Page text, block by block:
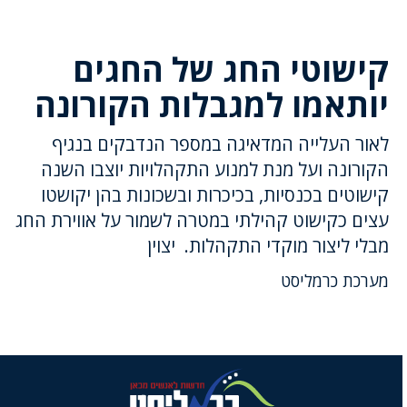
קישוטי החג של החגים
יותאמו למגבלות הקורונה
לאור העלייה המדאיגה במספר הנדבקים בנגיף
הקורונה ועל מנת למנוע התקהלויות יוצבו השנה
קישוטים בכנסיות, בכיכרות ובשכונות בהן יקושטו
עצים כקישוט קהילתי במטרה לשמור על אווירת החג
מבלי ליצור מוקדי התקהלות. יצוין
מערכת כרמליסט